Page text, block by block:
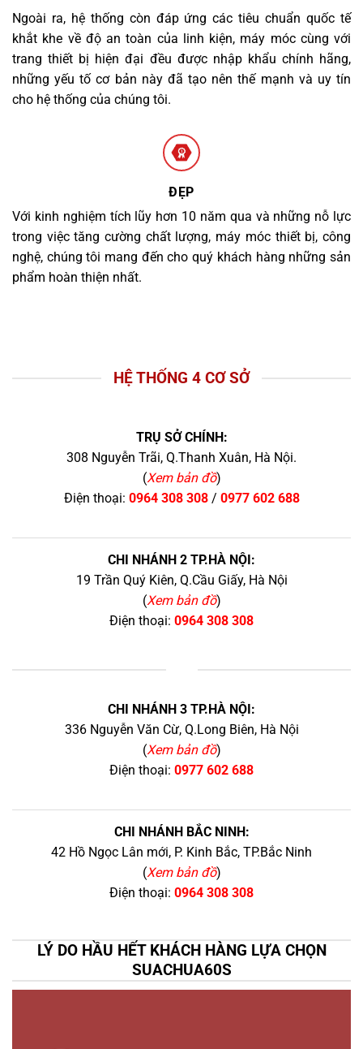
Ngoài ra, hệ thống còn đáp ứng các tiêu chuẩn quốc tế
khắt khe về độ an toàn của linh kiện, máy móc cùng với
trang thiết bị hiện đại đều được nhập khẩu chính hãng,
những yếu tố cơ bản này đã tạo nên thế mạnh và uy tín
cho hệ thống của chúng tôi.
ĐẸP
Với kinh nghiệm tích lũy hơn 10 năm qua và những nỗ lực
trong việc tăng cường chất lượng, máy móc thiết bị, công
nghệ, chúng tôi mang đến cho quý khách hàng những sản
phẩm hoàn thiện nhất.
HỆ THỐNG 4 CƠ SỞ
TRỤ SỞ CHÍNH:
308 Nguyễn Trãi, Q.Thanh Xuân, Hà Nội.
(Xem bản đồ)
Điện thoại: 0964 308 308/ 0977 602 688
CHI NHÁNH 2 TP.HÀ NỘI:
19 Trần Quý Kiên, Q.Cầu Giấy, Hà Nội
(Xem bản đồ)
Điện thoại: 0964 308 308
CHI NHÁNH 3 TP.HÀ NỘI:
336 Nguyễn Văn Cừ, Q.Long Biên, Hà Nội
(Xem bản đồ)
Điện thoại: 0977 602 688
CHI NHÁNH BẮC NINH:
42 Hồ Ngọc Lân mới, P. Kinh Bắc, TP.Bắc Ninh
(Xem bản đồ)
Điện thoại: 0964 308 308
LÝ DO HẦU HẾT KHÁCH HÀNG LỰA CHỌN
SUACHUA60S